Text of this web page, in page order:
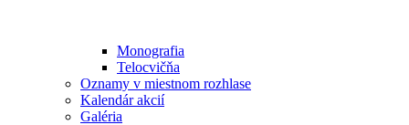
Monografia
Telocvičňa
Oznamy v miestnom rozhlase
Kalendár akcií
Galéria